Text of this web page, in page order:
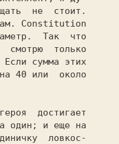
не  стоит.
Constitution
Так  что
смотрю  только
сумма этих
40 или  около
один; и еще на
ловкос-